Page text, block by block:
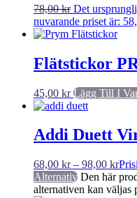
78,00kr Det
nuvarande priset är:
Flätstickor
45,00 kr Lägg Till I
Addi Duett
68,00 kr – 98,00 kr
Alternativ Den här
alternativen kan väljas